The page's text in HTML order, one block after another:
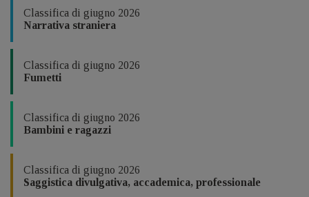
Classifica di giugno 2026
Narrativa straniera
Classifica di giugno 2026
Fumetti
Classifica di giugno 2026
Bambini e ragazzi
Classifica di giugno 2026
Saggistica divulgativa, accademica, professionale